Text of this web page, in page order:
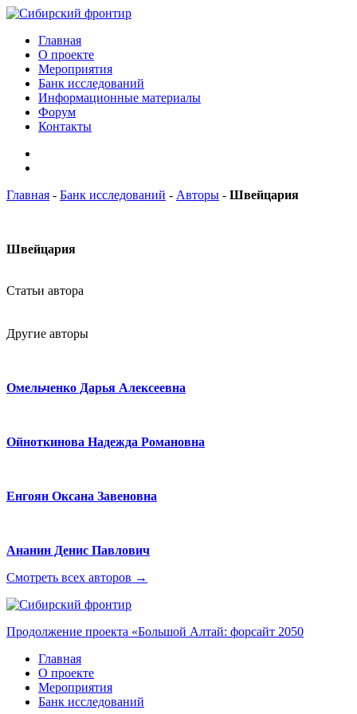
Главная
О проекте
Мероприятия
Банк исследований
Информационные материалы
Форум
Контакты
Главная - Банк исследований - Авторы - Швейцария
Швейцария
Статьи автора
Другие авторы
Омельченко Дарья Алексеевна
Ойноткинова Надежда Романовна
Енгоян Оксана Завеновна
Ананин Денис Павлович
Смотреть всех авторов →
Продолжение проекта «Большой Алтай: форсайт 2050
Главная
О проекте
Мероприятия
Банк исследований